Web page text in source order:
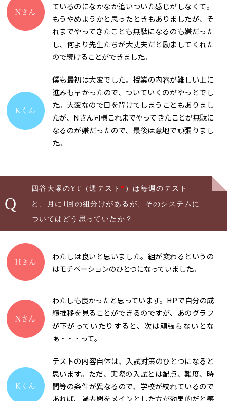
ているのになかなか追いついた感じがしなくて。
もうやめようかと思ったときもありましたが、そ
れまでやってきたことも無駄になるのも嫌だった
し、何より先生たちが大丈夫だと励ましてくれた
ので続けることができました。
僕も最初は大変でした。授業の内容が難しい上に
進みも早かったので、ついていくのがやっとでし
た。大変なので目を背けてしまうこともありまし
たが、Nさん同様これまでやってきたことが無駄に
なるのが嫌だったので、最後は意地で頑張りまし
た。
Q
四谷大塚のYT（週テスト * ）は毎週のテスト
と、月に1回の組分けがあるが、そのシステムに
ついてはどう思っていたか？
わたしは良いと思いました。組が変わるというの
はモチベーションのひとつになっていました。
わたしも良かったと思っています。HPで自分の成
績推移を見ることができるのですが、あのグラフ
が下がっていたりすると、次は頑張らないとな
ぁ・・・って。
テストの内容自体は、入試対策のひとつになると
思います。ただ、実際の入試とは配点、難度、時
間等の条件が異なるので、学校が絞れているので
あれば、過去問をメインとした方が効果的だと感